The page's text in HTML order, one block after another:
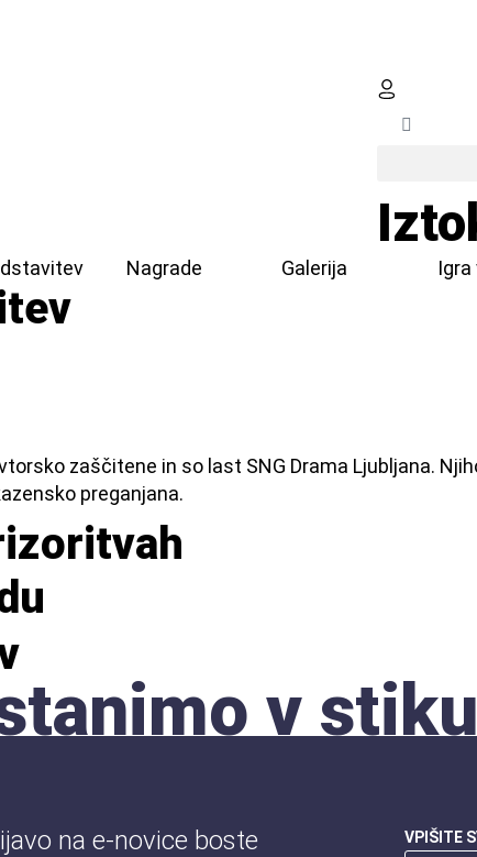
Nagrade Galerija
zaščitene in so last SNG Drama Ljubljana.
preganjana.
v stiku
na e-novice boste
VPIŠITE